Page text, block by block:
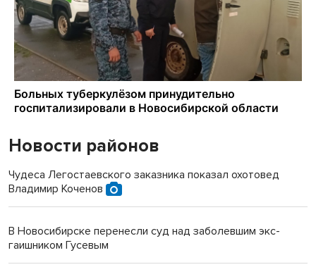
Новости районов
Чудеса Легостаевского заказника показал охотовед
Владимир Коченов
В Новосибирске перенесли суд над заболевшим экс-
гаишником Гусевым